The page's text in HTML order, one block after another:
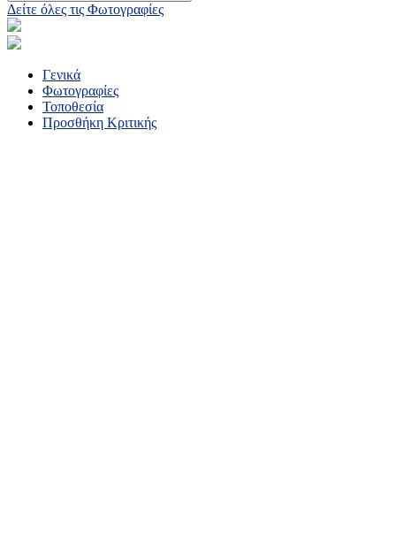
Δείτε όλες τις Φωτογραφίες
Γενικά
Φωτογραφίες
Τοποθεσία
Προσθήκη Κριτικής